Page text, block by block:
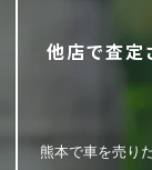
他店で査定
熊本で車を売り